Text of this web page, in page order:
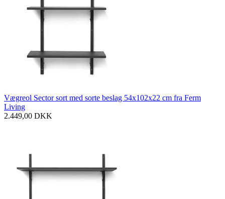
Vægreol Sector sort med sorte beslag 54x102x22 cm fra Ferm
Living
2.449,00 DKK